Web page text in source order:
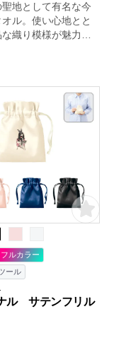
聖地として有名な今
ル。使い心地とと
織り模様が魅力で
フルカラー
ール
ル サテンフリル